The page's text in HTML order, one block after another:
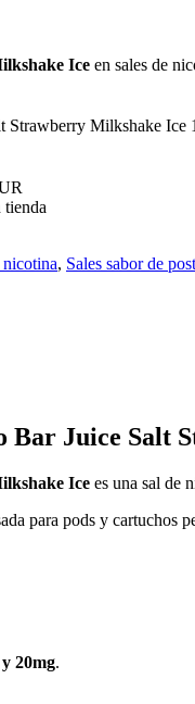
Ice en sales de
Strawberry Milkshake Ice
nicotina, Sales sabor de
Bar Juice Salt
Ice es una sal de
para pods y cartuchos
20mg.